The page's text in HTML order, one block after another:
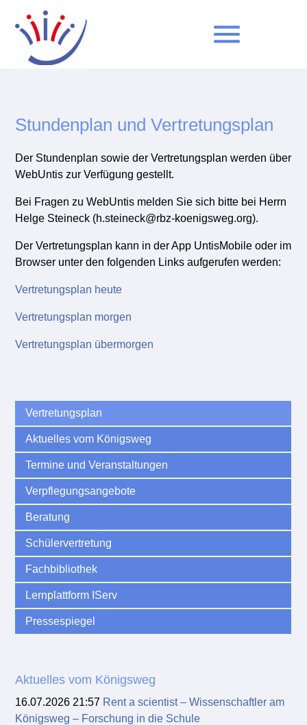
menu
Stundenplan und Vertretungsplan
Der Stundenplan sowie der Vertretungsplan werden über
WebUntis zur Verfügung gestellt.
Bei Fragen zu WebUntis melden Sie sich bitte bei Herrn
Helge Steineck (h.steineck@rbz-koenigsweg.org).
Der Vertretungsplan kann in der App UntisMobile oder im
Browser unter den folgenden Links aufgerufen werden:
Vertretungsplan heute
Vertretungsplan morgen
Vertretungsplan übermorgen
Vertretungsplan
Aktuelles vom Königsweg
Termine und Veranstaltungen
Verpflegungsangebote
Beratung
Schülervertretung
Fachbibliothek
Lernplattform IServ
Pressespiegel
Aktuelles vom Königsweg
16.07.2026 21:57 Rent a scientist – Wissenschaftler am
Königsweg – Forschung in die Schule